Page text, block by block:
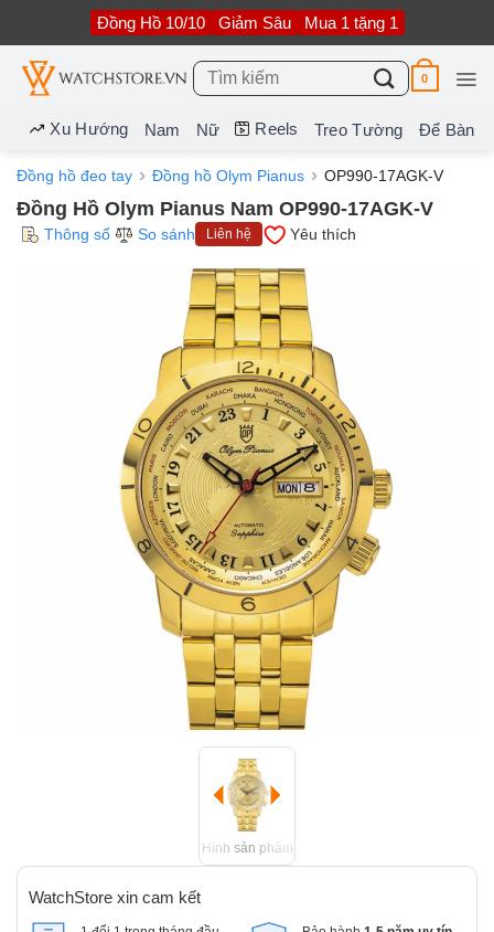
nội
dung
Đồng Hồ 10/10 Giảm Sâu Mua 1 tặng 1
Tìm
kiếm:
0
Xu Hướng Nam Nữ Reels Treo Tường Để Bàn
Đồng hồ đeo tay Đồng hồ Olym Pianus OP990-17AGK-V
Đồng Hồ Olym Pianus Nam OP990-17AGK-V
Thông số So sánh Liên hệ Yêu thích
Hình sản phẩm
WatchStore xin cam kết